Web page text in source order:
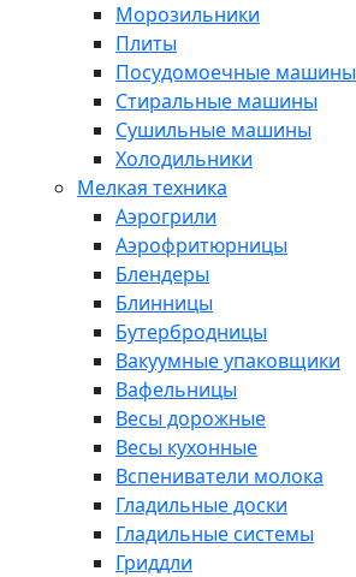
Морозильники
Плиты
Посудомоечные машины
Стиральные машины
Сушильные машины
Холодильники
Мелкая техника
Аэрогрили
Аэрофритюрницы
Блендеры
Блинницы
Бутербродницы
Вакуумные упаковщики
Вафельницы
Весы дорожные
Весы кухонные
Вспениватели молока
Гладильные доски
Гладильные системы
Гриддли